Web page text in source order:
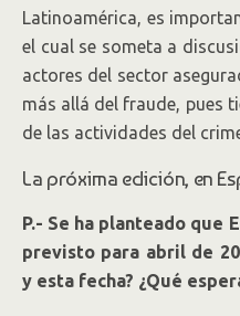
Latinoamérica, es
el cual se someta a
actores del sector
más allá del fraude, pues
de las actividades del
La próxima edición, en
P.- Se ha planteado que
previsto para abril de
y esta fecha? ¿Qué